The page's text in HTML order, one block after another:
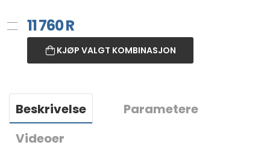
11 760R
KJØP VALGT KOMBINASJON
Beskrivelse
Parametere
Videoer